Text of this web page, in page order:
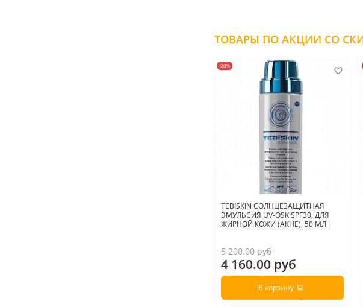
-20%
TEBISKIN СОЛНЦЕЗАЩИТНАЯ
ЭМУЛЬСИЯ UV-OSK SPF30, ДЛЯ
ЖИРНОЙ КОЖИ (АКНЕ), 50 МЛ |
5 200.00 руб
4 160.00 руб
В корзину